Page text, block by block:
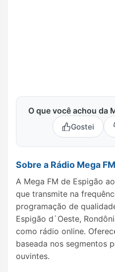
O que você achou da
Gostei
Sobre a Rádio Mega
A Mega FM de Espigão
que transmite na
programação de
Espigão d`Oeste,
como rádio online.
baseada nos segmentos
ouvintes.